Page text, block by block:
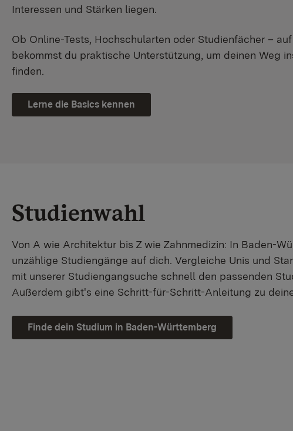
Interessen und Stärken liegen.
Ob Online-Tests, Hochschularten oder Studienfächer –
bekommst du praktische Unterstützung, um deinen Weg
finden.
Lerne die Basics kennen
Studienwahl
Von A wie Architektur bis Z wie Zahnmedizin: In Baden-
unzählige Studiengänge auf dich. Vergleiche Unis und
mit unserer Studiengangsuche schnell den passenden
Außerdem gibt's eine Schritt-für-Schritt-Anleitung zu
Finde dein Studium in Baden-Württemberg